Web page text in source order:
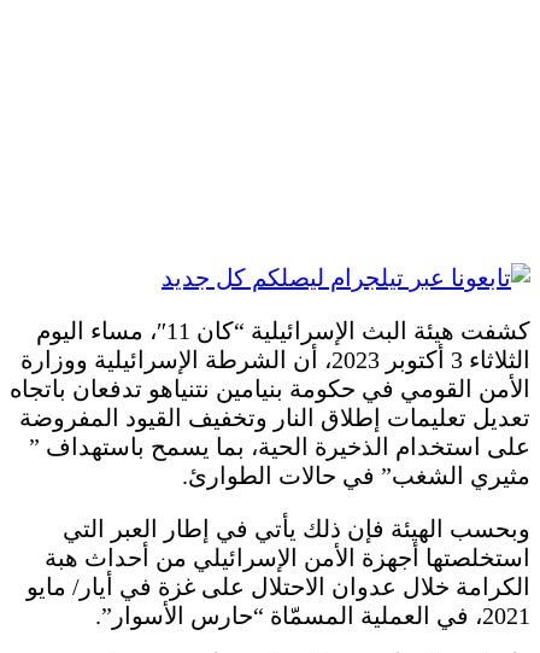
كشفت هيئة البث الإسرائيلية “كان 11″، مساء اليوم
الثلاثاء 3 أكتوبر 2023، أن الشرطة الإسرائيلية ووزارة
الأمن القومي في حكومة بنيامين نتنياهو تدفعان باتجاه
تعديل تعليمات إطلاق النار وتخفيف القيود المفروضة
على استخدام الذخيرة الحية، بما يسمح باستهداف ”
مثيري الشغب” في حالات الطوارئ.
وبحسب الهيئة فإن ذلك يأتي في إطار العبر التي
استخلصتها أجهزة الأمن الإسرائيلي من أحداث هبة
الكرامة خلال عدوان الاحتلال على غزة في أيار/ مايو
2021، في العملية المسمّاة “حارس الأسوار”.